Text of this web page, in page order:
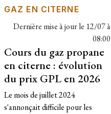
GAZ EN CITERNE
Dernière mise à jour le 12/07 à
08:00
Cours du gaz propane
en citerne : évolution
du prix GPL en 2026
Le mois de juillet 2024
s'annonçait difficile pour les